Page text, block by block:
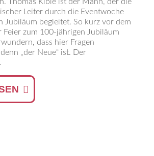
Leiter durch die Eventwoche
Jubiläum begleitet. So kurz vor dem
Feier zum 100-jährigen Jubiläum
dass hier Fragen
„der Neue“ ist. Der